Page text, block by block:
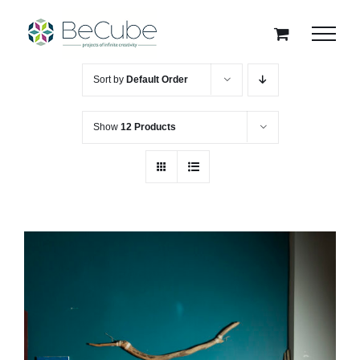
content
Sort by Default Order
Show 12 Products